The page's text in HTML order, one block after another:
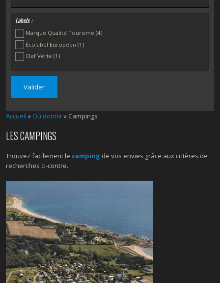
Labels :
Marque Qualité Tourisme(4)
Écolabel Européen(1)
Clef Verte(1)
Accueil » Où dormir» Campings
LES CAMPINGS
Trouvez facilement le camping de vos envies grâce aux critères de
recherches ci-contre.